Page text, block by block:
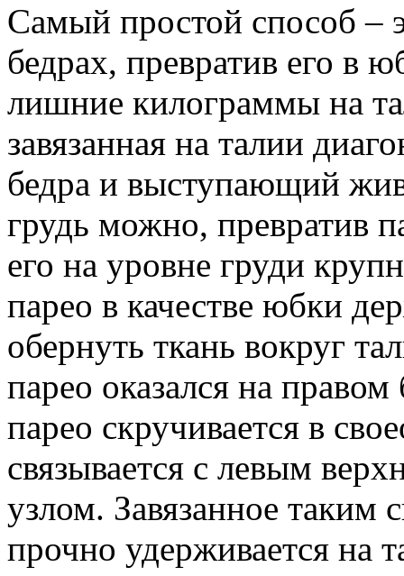
Самый простой способ –
бедрах, превратив его в
лишние килограммы на
завязанная на талии
бедра и выступающий
грудь можно, превратив
его на уровне груди
парео в качестве юбки
обернуть ткань вокруг
парео оказался на
парео скручивается в
связывается с левым
узлом. Завязанное таким
прочно удерживается на